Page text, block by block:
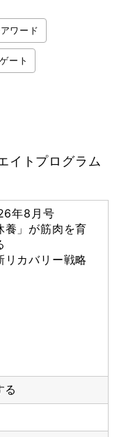
ワード
ート
イトプログラム
年8月号
養」が筋肉を育
リカバリー戦略
る